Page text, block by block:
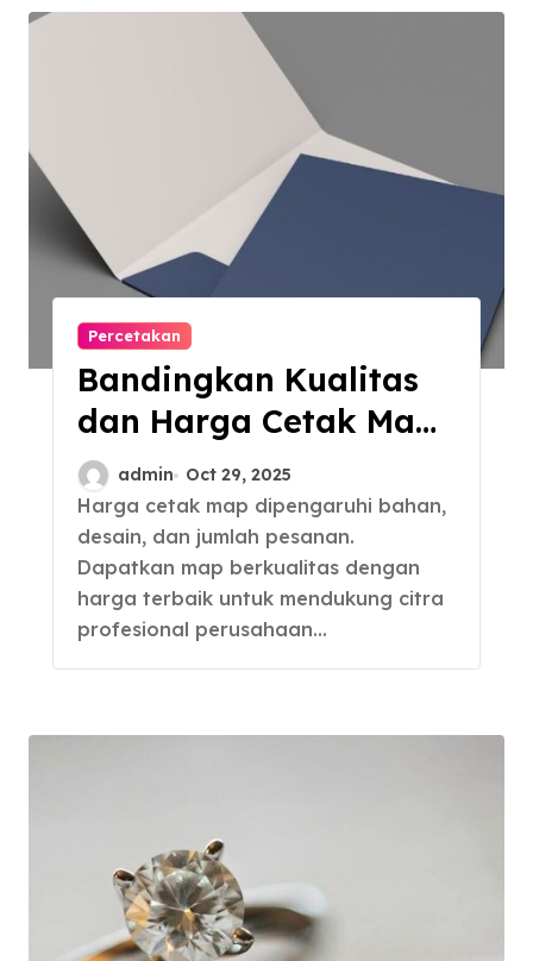
Percetakan
Bandingkan Kualitas
dan Harga Cetak Map
yang Murah atau
Mahal
admin Oct 29, 2025
Harga cetak map dipengaruhi bahan,
desain, dan jumlah pesanan.
Dapatkan map berkualitas dengan
harga terbaik untuk mendukung citra
profesional perusahaan…